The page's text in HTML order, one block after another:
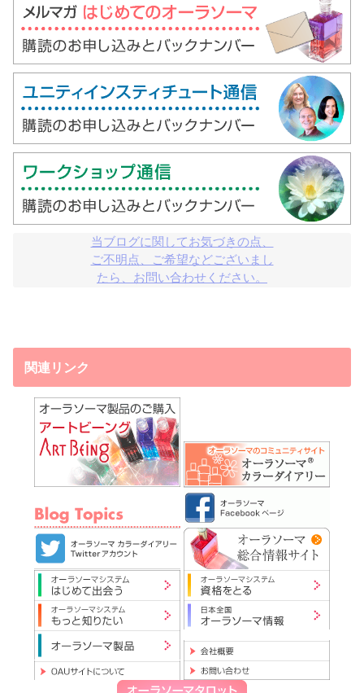
当ブログに関してお気づきの点、
ご不明点、ご希望などございまし
たら、お問い合わせください。
関連リンク